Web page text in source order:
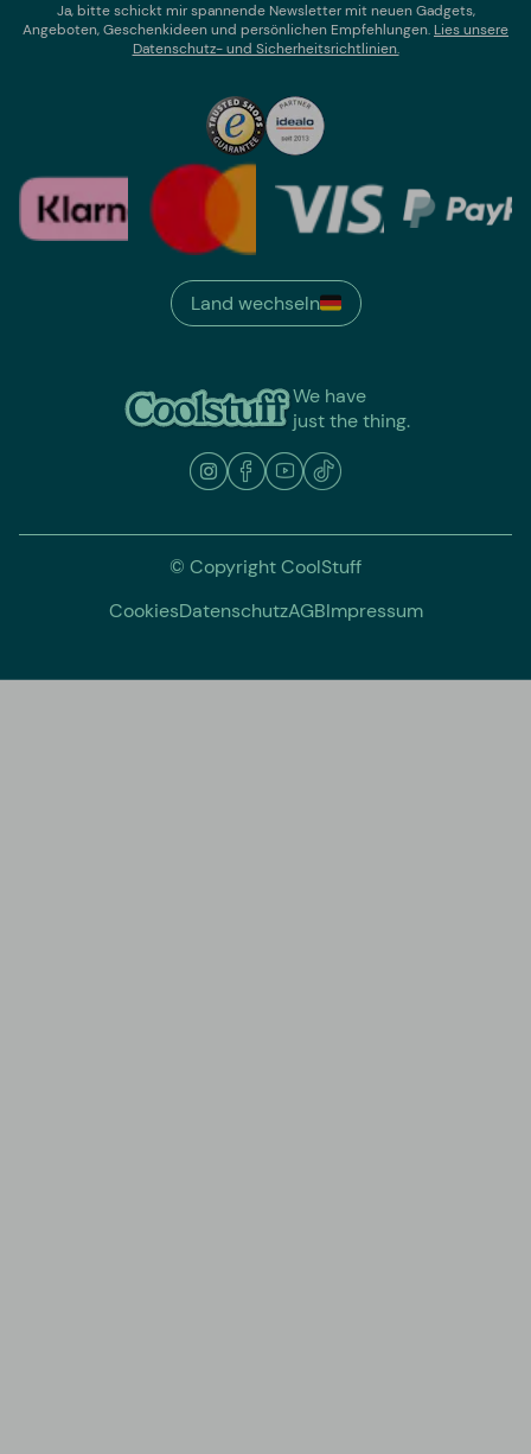
Ja, bitte schickt mir spannende Newsletter mit neuen Gadgets,
Angeboten, Geschenkideen und persönlichen Empfehlungen. Lies unsere
Datenschutz- und Sicherheitsrichtlinien.
We have
just the thing.
Land wechseln
© Copyright CoolStuff
CookiesDatenschutzAGBImpressum